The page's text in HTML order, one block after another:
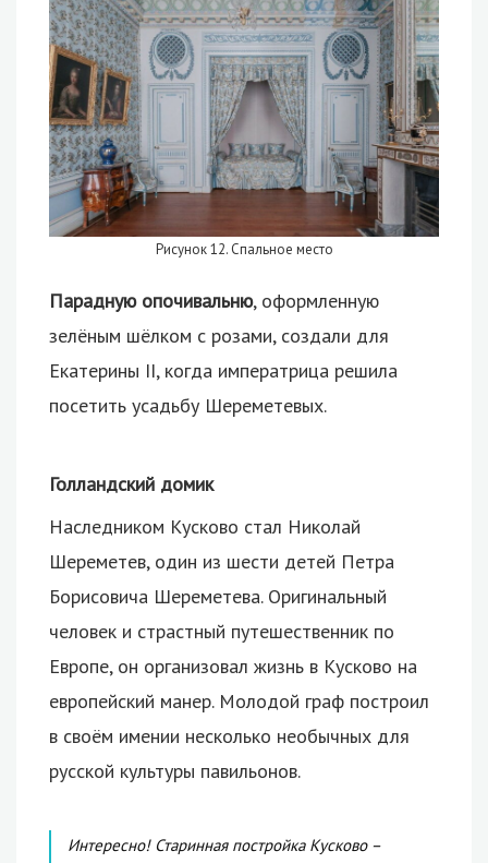
Рисунок 12. Спальное место
Парадную опочивальню, оформленную
зелёным шёлком с розами, создали для
Екатерины II, когда императрица решила
посетить усадьбу Шереметевых.
Голландский домик
Наследником Кусково стал Николай
Шереметев, один из шести детей Петра
Борисовича Шереметева. Оригинальный
человек и страстный путешественник по
Европе, он организовал жизнь в Кусково на
европейский манер. Молодой граф построил
в своём имении несколько необычных для
русской культуры павильонов.
Интересно! Старинная постройка Кусково –